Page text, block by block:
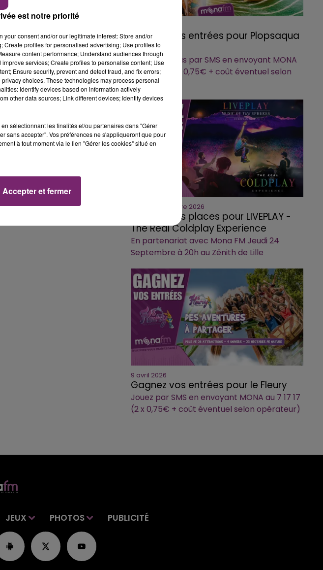
Gagnez vos entrées pour Plopsaqua
Belgium
Inscrivez-vous par SMS en envoyant MONA
au 7 17 17 (2 x 0,75€ + coût éventuel selon
opérateur)
Fin : 10 septembre 2026
Gagnez vos places pour LIVEPLAY -
The Real Coldplay Experience
En partenariat avec Mona FM Jeudi 24
Septembre à 20h au Zénith de Lille
9 avril 2026
Gagnez vos entrées pour le Fleury
Jouez par SMS en envoyant MONA au 7 17 17
(2 x 0,75€ + coût éventuel selon opérateur)
JEUX PHOTOS PUBLICITÉ
est notre priorité
consent and/or our legitimate interest: Store and/or
profiles for personalised advertising; Use profiles to
content performance; Understand audiences through
services; Create profiles to personalise content; Use
Ensure security, prevent and detect fraud, and fix errors;
choices. These technologies may process personal
Identify devices based on information actively
other data sources; Link different devices; Identify devices
sélectionnant les finalités et/ou partenaires dans "Gérer
sans accepter". Vos préférences ne s'appliqueront que pour
à tout moment via le lien "Gérer les cookies" situé en
Accepter et fermer